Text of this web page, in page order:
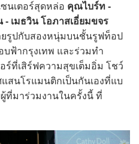
นเตอร์สุดหล่อ คุณไบร์ท -
เมธวิน โอภาสเอี่ยมขจร
รูปกับสองหนุ่มบนชั้นรูฟท็อป
บฟ้ากรุงเทพ และร่วมทำ
ร์ที่เสิร์ฟความสุขเต็มอิ่ม โชว์
สนโรแมนติกเป็นกันเองที่แบ
ที่มาร่วมงานในครั้งนี้ ที่